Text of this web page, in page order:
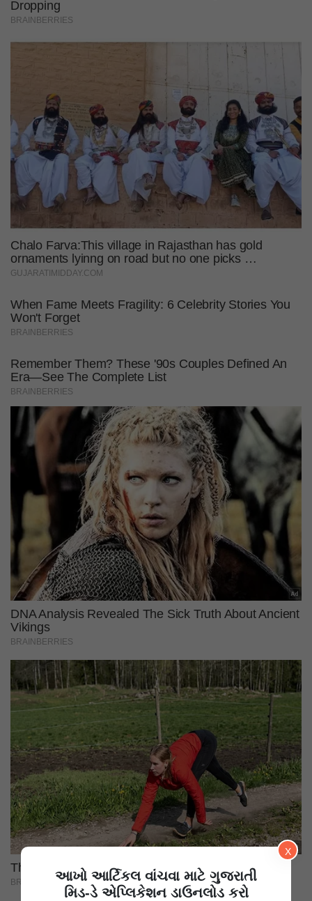
X
આખો આર્ટિકલ વાંચવા માટે ગુજરાતી
મિડ-ડે એપ્લિકેશન ડાઉનલોડ કરો